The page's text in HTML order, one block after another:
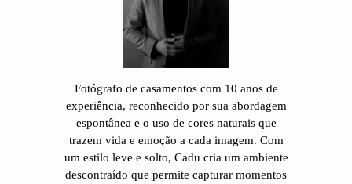
Fotógrafo de casamentos com 10 anos de
experiência, reconhecido por sua abordagem
espontânea e o uso de cores naturais que
trazem vida e emoção a cada imagem. Com
um estilo leve e solto, Cadu cria um ambiente
descontraído que permite capturar momentos